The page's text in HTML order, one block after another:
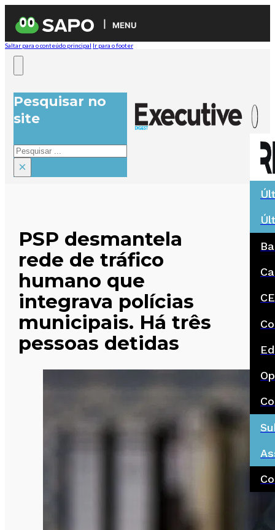
MENU
Saltar para o conteúdo principal Ir para o footer
Pesquisar no
site
Pesquisar
×
PSP desmantela
rede de tráfico
humano que
integrava polícias
municipais. Há três
pessoas detidas